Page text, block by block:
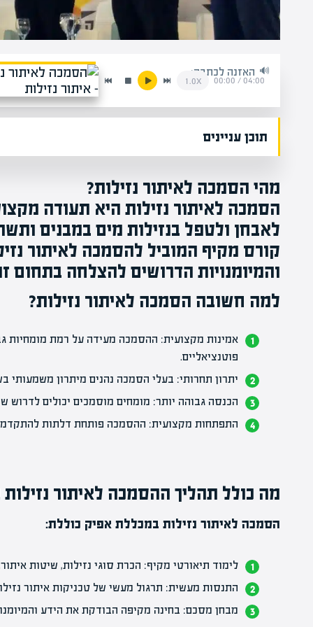
האזנה לכתבה:
04:00
/
00:00
1.0x
תוכן עניינים
מהי הסמכה לאיתור נזילות?
הסמכה לאיתור נזילות היא תעודה
לאבחן ולטפל בנזילות מים במבנים
קורס מקיף המוביל להסמכה לאיתור
והמיומנויות הדרושים להצלחה בתחום
למה חשובה הסמכה לאיתור נזילות?
אמינות מקצועית: ההסמכה מעידה על רמת מומחיות
פוטנציאליים.
יתרון תחרותי: בעלי הסמכה נהנים מיתרון משמעותי
הכנסה גבוהה יותר: מומחים מוסמכים יכולים לדרוש
התפתחות מקצועית: ההסמכה פותחת דלתות
מה כולל תהליך ההסמכה לאיתור
הסמכה לאיתור נזילות במכללת אפיק כוללת:
לימוד תיאורטי מקיף: הכרת סוגי נזילות, שיטות
התנסות מעשית: תרגול מעשי של טכניקות איתור
מבחן מסכם: בחינה מקיפה הבודקת את הידע